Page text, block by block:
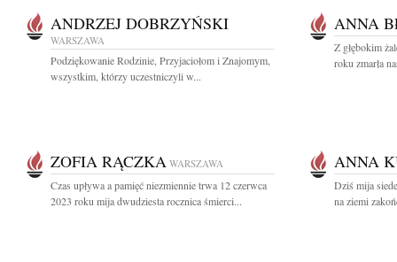
ANDRZEJ DOBRZYŃSKI
WARSZAWA
Podziękowanie Rodzinie, Przyjaciołom i Znajomym,
wszystkim, którzy uczestniczyli w...
ANNA
Z głębokim
roku zmarła
ZOFIA RĄCZKA WARSZAWA
Czas upływa a pamięć niezmiennie trwa 12 czerwca
2023 roku mija dwudziesta rocznica śmierci...
ANNA
Dziś mija
na ziemi